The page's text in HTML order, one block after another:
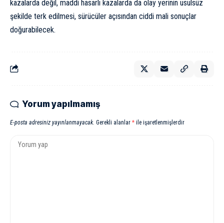
kazalarda değil, maddi hasarlı kazalarda da olay yerinin usulsüz
şekilde terk edilmesi, sürücüler açısından ciddi mali sonuçlar
doğurabilecek.
Yorum yapılmamış
E-posta adresiniz yayınlanmayacak. Gerekli alanlar * ile işaretlenmişlerdir